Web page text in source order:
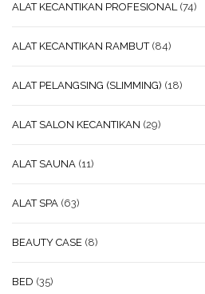
ALAT KECANTIKAN PROFESIONAL (74)
ALAT KECANTIKAN RAMBUT (84)
ALAT PELANGSING (SLIMMING) (18)
ALAT SALON KECANTIKAN (29)
ALAT SAUNA (11)
ALAT SPA (63)
BEAUTY CASE (8)
BED (35)